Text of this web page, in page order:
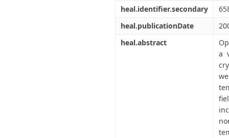
heal.identifier.secondary
heal.publicationDate
heal.abstract
a